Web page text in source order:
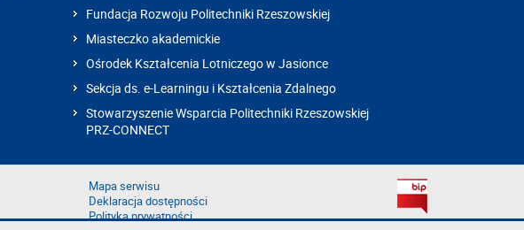
Fundacja Rozwoju Politechniki Rzeszowskiej
Miasteczko akademickie
Ośrodek Kształcenia Lotniczego w Jasionce
Sekcja ds. e-Learningu i Kształcenia Zdalnego
Stowarzyszenie Wsparcia Politechniki Rzeszowskiej
PRZ-CONNECT
Mapa serwisu
Deklaracja dostępności
Polityka prywatności